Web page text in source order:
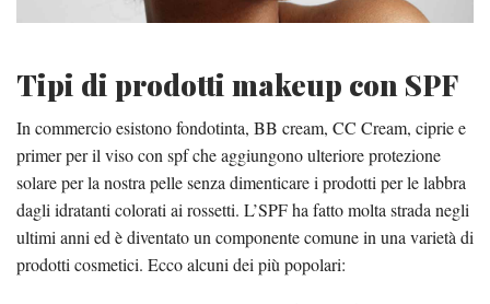
Tipi di prodotti makeup con SPF
In commercio esistono fondotinta, BB cream, CC Cream, ciprie e
primer per il viso con spf che aggiungono ulteriore protezione
solare per la nostra pelle senza dimenticare i prodotti per le labbra
dagli idratanti colorati ai rossetti. L’SPF ha fatto molta strada negli
ultimi anni ed è diventato un componente comune in una varietà di
prodotti cosmetici. Ecco alcuni dei più popolari: